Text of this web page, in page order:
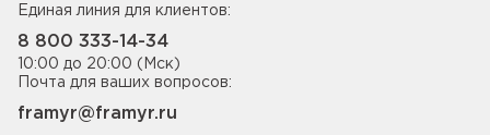
Единая линия для клиентов:
8 800 333-14-34
10:00 до 20:00 (Мск)
Почта для ваших вопросов:
framyr@framyr.ru